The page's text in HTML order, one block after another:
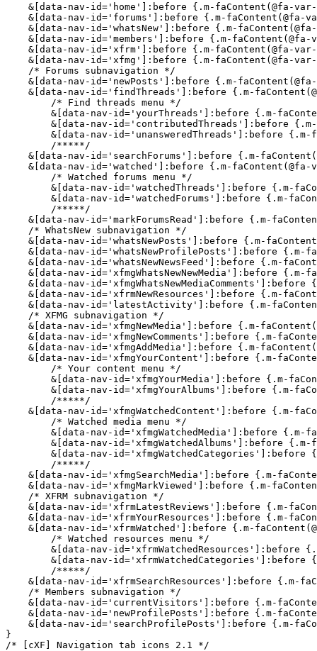
&[data-nav-id='home']:before {.m-faContent(@fa-
&[data-nav-id='forums']:before {.m-faContent(@fa-
&[data-nav-id='whatsNew']:before {.m-
&[data-nav-id='members']:before {.m-faContent(@fa-
&[data-nav-id='xfrm']:before {.m-faContent(@fa-
&[data-nav-id='xfmg']:before {.m-faContent(@fa-
    /* Forums subnavigation */
&[data-nav-id='newPosts']:before {.m-
&[data-nav-id='findThreads']:before {.m-
        /* Find threads menu */
&[data-nav-id='yourThreads']:before {.m-
&[data-nav-id='contributedThreads']:before
&[data-nav-id='unansweredThreads']:before {.m-
        /*****/
&[data-nav-id='searchForums']:before {.m-
&[data-nav-id='watched']:before {.m-faContent(@fa-
        /* Watched forums menu */
&[data-nav-id='watchedThreads']:before {.m-
&[data-nav-id='watchedForums']:before {.m-
        /*****/
&[data-nav-id='markForumsRead']:before {.m-
    /* WhatsNew subnavigation */
&[data-nav-id='whatsNewPosts']:before {.m-
&[data-nav-id='whatsNewProfilePosts']:before {.m-
&[data-nav-id='whatsNewNewsFeed']:before {.m-
&[data-nav-id='xfmgWhatsNewNewMedia']:before {.m-
&[data-nav-id='xfmgWhatsNewMediaComments']:before
&[data-nav-id='xfrmNewResources']:before {.m-
&[data-nav-id='latestActivity']:before {.m-
    /* XFMG subnavigation */
&[data-nav-id='xfmgNewMedia']:before {.m-
&[data-nav-id='xfmgNewComments']:before {.m-
&[data-nav-id='xfmgAddMedia']:before {.m-
&[data-nav-id='xfmgYourContent']:before {.m-
        /* Your content menu */
&[data-nav-id='xfmgYourMedia']:before {.m-
&[data-nav-id='xfmgYourAlbums']:before {.m-
        /*****/
&[data-nav-id='xfmgWatchedContent']:before {.m-
        /* Watched media menu */
&[data-nav-id='xfmgWatchedMedia']:before {.m-
&[data-nav-id='xfmgWatchedAlbums']:before {.m-
&[data-nav-id='xfmgWatchedCategories']:before
        /*****/
&[data-nav-id='xfmgSearchMedia']:before {.m-
&[data-nav-id='xfmgMarkViewed']:before {.m-
    /* XFRM subnavigation */
&[data-nav-id='xfrmLatestReviews']:before {.m-
&[data-nav-id='xfrmYourResources']:before {.m-
&[data-nav-id='xfrmWatched']:before {.m-
        /* Watched resources menu */
&[data-nav-id='xfrmWatchedResources']:before
&[data-nav-id='xfrmWatchedCategories']:before
        /*****/
&[data-nav-id='xfrmSearchResources']:before {.m-
    /* Members subnavigation */
&[data-nav-id='currentVisitors']:before {.m-
&[data-nav-id='newProfilePosts']:before {.m-
&[data-nav-id='searchProfilePosts']:before {.m-
}
/* [cXF] Navigation tab icons 2.1 */